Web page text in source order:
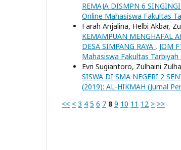
REMAJA DISMPN 6 SINGINGI
Online Mahasiswa Fakultas
Farah Anjalina, Helbi Akbar,
KEMAMPUAN MENGHAFAL
DESA SIMPANG RAYA , JOM
Mahasiswa Fakultas
Evri Sugiantoro, Zulhaini
SISWA DI SMA NEGERI 2
(2019): AL-HIKMAH (Jurnal
<< < 3 4 5 6 7 8 9 10 11 12 > >>